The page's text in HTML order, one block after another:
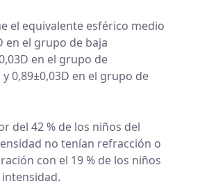
el equivalente esférico medio
en el grupo de baja
en el grupo de
0,89±0,03D en el grupo de
del 42 % de los niños del
no tenían refracción o
con el 19 % de los niños